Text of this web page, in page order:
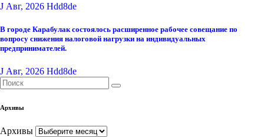
J Авг, 2026 Hdd8de
В городе Карабулак состоялось расширенное рабочее совещание по
вопросу снижения налоговой нагрузки на индивидуальных
предпринимателей.
J Авг, 2026 Hdd8de
Архивы
Архивы